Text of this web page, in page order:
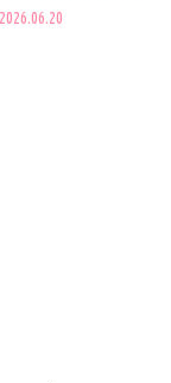
2026.06.20